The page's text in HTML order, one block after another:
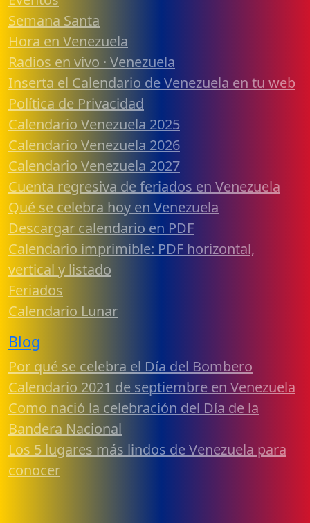
Semana Santa
Hora en Venezuela
Radios en vivo · Venezuela
Inserta el Calendario de Venezuela en tu web
Política de Privacidad
Calendario Venezuela 2025
Calendario Venezuela 2026
Calendario Venezuela 2027
Cuenta regresiva de feriados en Venezuela
Qué se celebra hoy en Venezuela
Descargar calendario en PDF
Calendario imprimible: PDF horizontal,
vertical y listado
Feriados
Calendario Lunar
Blog
Por qué se celebra el Día del Bombero
Calendario 2021 de septiembre en Venezuela
Como nació la celebración del Día de la
Bandera Nacional
Los 5 lugares más lindos de Venezuela para
conocer